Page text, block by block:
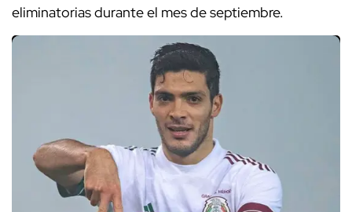
eliminatorias durante el mes de septiembre.